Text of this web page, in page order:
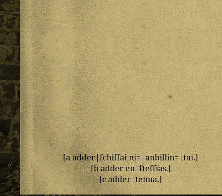
[aadder|ſchiſſaini=|anbillin=|tai.]
[badder en|ſteſſias.]
[cadder|tennā.]